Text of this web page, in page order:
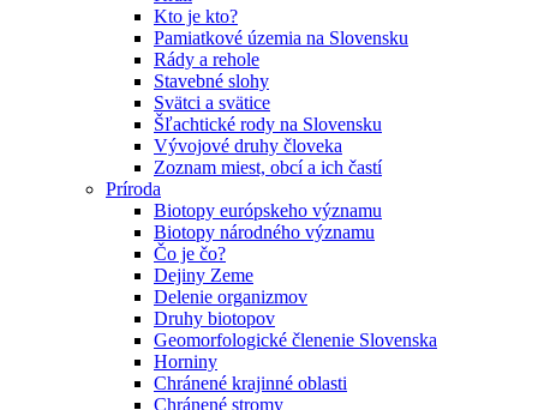
Kto je kto?
Pamiatkové územia na Slovensku
Rády a rehole
Stavebné slohy
Svätci a svätice
Šľachtické rody na Slovensku
Vývojové druhy človeka
Zoznam miest, obcí a ich častí
Príroda
Biotopy európskeho významu
Biotopy národného významu
Čo je čo?
Dejiny Zeme
Delenie organizmov
Druhy biotopov
Geomorfologické členenie Slovenska
Horniny
Chránené krajinné oblasti
Chránené stromy